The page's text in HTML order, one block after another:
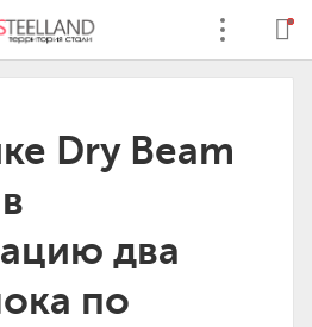
Dry Beam
два
по